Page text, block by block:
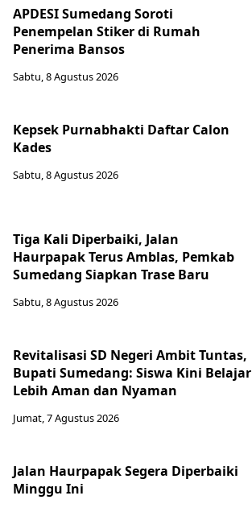
APDESI Sumedang Soroti
Penempelan Stiker di Rumah
Penerima Bansos
Sabtu, 8 Agustus 2026
Kepsek Purnabhakti Daftar Calon
Kades
Sabtu, 8 Agustus 2026
Tiga Kali Diperbaiki, Jalan
Haurpapak Terus Amblas, Pemkab
Sumedang Siapkan Trase Baru
Sabtu, 8 Agustus 2026
Revitalisasi SD Negeri Ambit Tuntas,
Bupati Sumedang: Siswa Kini Belajar
Lebih Aman dan Nyaman
Jumat, 7 Agustus 2026
Jalan Haurpapak Segera Diperbaiki
Minggu Ini